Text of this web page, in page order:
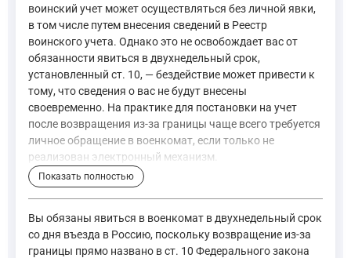
воинский учет может осуществляться без личной явки,
в том числе путем внесения сведений в Реестр
воинского учета. Однако это не освобождает вас от
обязанности явиться в двухнедельный срок,
установленный ст. 10, — бездействие может привести к
тому, что сведения о вас не будут внесены
своевременно. На практике для постановки на учет
после возвращения из-за границы чаще всего требуется
личное обращение в военкомат, если только не
реализован электронный механизм.
Граждане обязаны состоять на воинском учете, за
1.2. Постановка на воинский учет, снятие с воинского
—Федеральный закон от 28.03.1998 № 53-ФЗ «О
Показать полностью
Вы обязаны явиться в военкомат в двухнедельный срок
со дня въезда в Россию, поскольку возвращение из-за
границы прямо названо в ст. 10 Федерального закона